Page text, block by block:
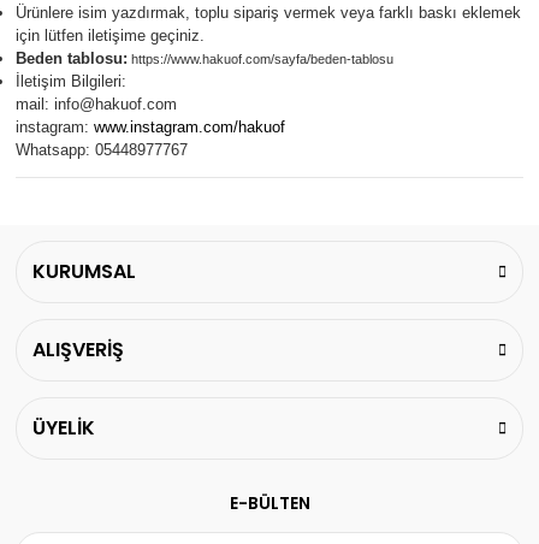
Ürünlere isim yazdırmak, toplu sipariş vermek veya farklı baskı eklemek
için lütfen iletişime geçiniz.
Beden tablosu: https://www.hakuof.com/sayfa/beden-tablosu
İletişim Bilgileri:
mail: info@hakuof.com
instagram: www.instagram.com/hakuof
Whatsapp: 05448977767
KURUMSAL
ALIŞVERİŞ
ÜYELİK
E-BÜLTEN